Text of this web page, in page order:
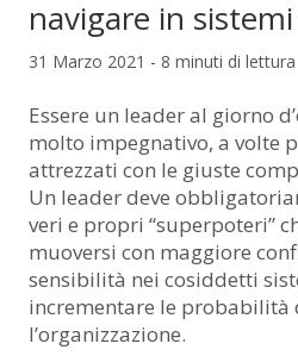
navigare in
31 Marzo 2021 - 8 minuti di lettura
Essere un leader al giorno
molto impegnativo, a volte
attrezzati con le giuste
Un leader deve
veri e propri “superpoteri”
muoversi con maggiore
sensibilità nei cosiddetti
incrementare le probabilità
l’organizzazione.